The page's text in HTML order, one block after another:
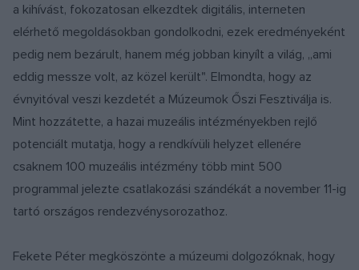
a kihívást, fokozatosan elkezdtek digitális, interneten
elérhető megoldásokban gondolkodni, ezek eredményeként
pedig nem bezárult, hanem még jobban kinyílt a világ, „ami
eddig messze volt, az közel került". Elmondta, hogy az
évnyitóval veszi kezdetét a Múzeumok Őszi Fesztiválja is.
Mint hozzátette, a hazai muzeális intézményekben rejlő
potenciált mutatja, hogy a rendkívüli helyzet ellenére
csaknem 100 muzeális intézmény több mint 500
programmal jelezte csatlakozási szándékát a november 11-ig
tartó országos rendezvénysorozathoz.
Fekete Péter megköszönte a múzeumi dolgozóknak, hogy